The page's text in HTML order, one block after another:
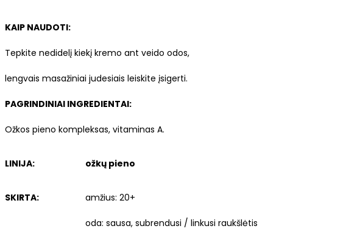
KAIP NAUDOTI:
Tepkite nedidelį kiekį kremo ant veido odos,
lengvais masažiniai judesiais leiskite įsigerti.
PAGRINDINIAI INGREDIENTAI:
Ožkos pieno kompleksas, vitaminas A.
LINIJA: ožkų pieno
SKIRTA: amžius: 20+
oda: sausa, subrendusi / linkusi raukšlėtis